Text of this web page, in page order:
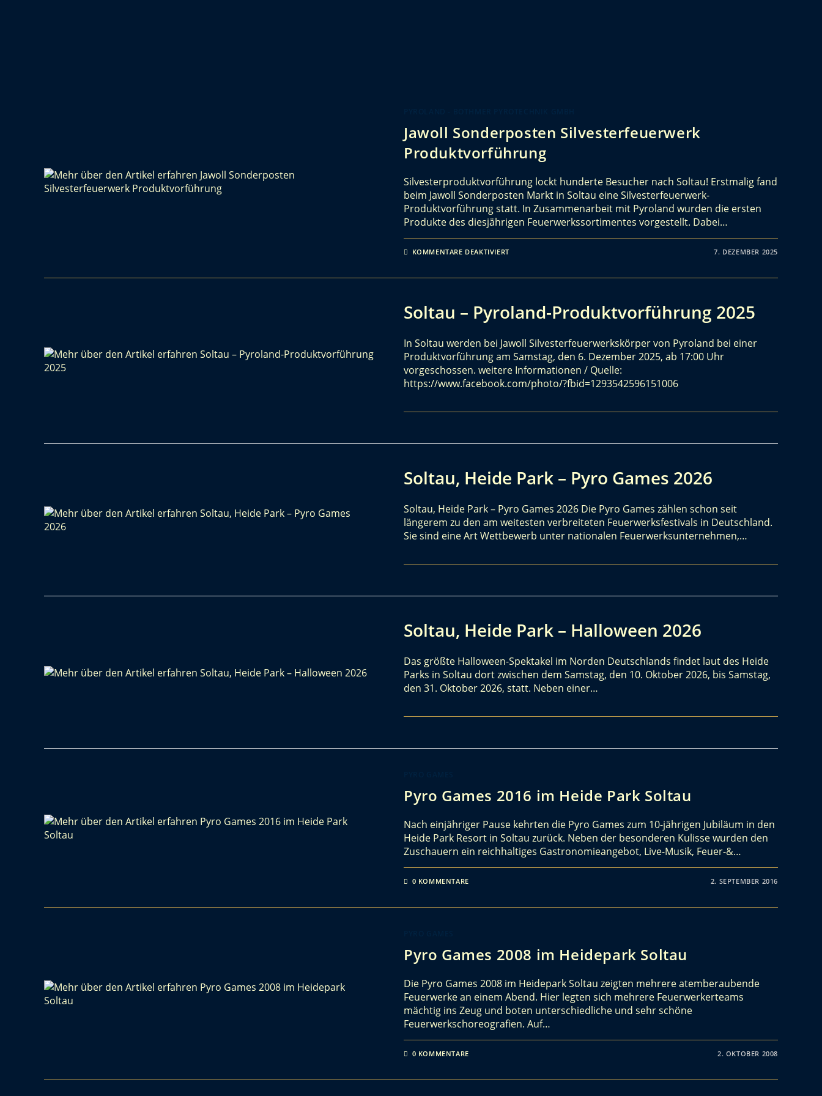
Jawoll Sonderposten Silvesterfeuerwerk
Produktvorführung
Silvesterproduktvorführung lockt hunderte Besucher nach Soltau! Erstmalig fand
beim Jawoll Sonderposten Markt in Soltau eine Silvesterfeuerwerk-
Produktvorführung statt. In Zusammenarbeit mit Pyroland wurden die ersten
Produkte des diesjährigen Feuerwerkssortimentes vorgestellt. Dabei…
KOMMENTARE DEAKTIVIERT 7. DEZEMBER 2025
Soltau – Pyroland-Produktvorführung 2025
In Soltau werden bei Jawoll Silvesterfeuerwerkskörper von Pyroland bei einer
Produktvorführung am Samstag, den 6. Dezember 2025, ab 17:00 Uhr
vorgeschossen. weitere Informationen / Quelle:
https://www.facebook.com/photo/?fbid=1293542596151006
Soltau, Heide Park – Pyro Games 2026
Soltau, Heide Park – Pyro Games 2026 Die Pyro Games zählen schon seit
längerem zu den am weitesten verbreiteten Feuerwerksfestivals in Deutschland.
Sie sind eine Art Wettbewerb unter nationalen Feuerwerksunternehmen,…
Soltau, Heide Park – Halloween 2026
Das größte Halloween-Spektakel im Norden Deutschlands findet laut des Heide
Parks in Soltau dort zwischen dem Samstag, den 10. Oktober 2026, bis Samstag,
den 31. Oktober 2026, statt. Neben einer…
Pyro Games 2016 im Heide Park Soltau
Nach einjähriger Pause kehrten die Pyro Games zum 10-jährigen Jubiläum in den
Heide Park Resort in Soltau zurück. Neben der besonderen Kulisse wurden den
Zuschauern ein reichhaltiges Gastronomieangebot, Live-Musik, Feuer-&…
0 KOMMENTARE 2. SEPTEMBER 2016
Pyro Games 2008 im Heidepark Soltau
Die Pyro Games 2008 im Heidepark Soltau zeigten mehrere atemberaubende
Feuerwerke an einem Abend. Hier legten sich mehrere Feuerwerkerteams
mächtig ins Zeug und boten unterschiedliche und sehr schöne
Feuerwerkschoreografien. Auf…
0 KOMMENTARE 2. OKTOBER 2008